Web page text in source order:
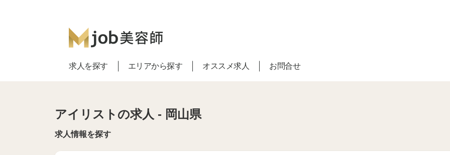
求人を探す エリアから探す オススメ求人 お問合せ
アイリストの求人 - 岡山県
求人情報を探す